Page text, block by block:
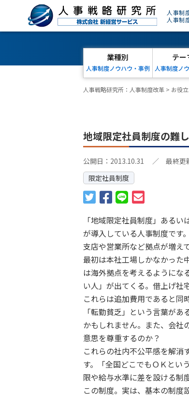
人事制
人事制
業種別
人事制度ノウハウ・事例
テー
人事制度ノ
人事戦略研究所：人事制度改革 > お役
地域限定社員制度の難
公開日：2013.10.31 ／ 最終更
限定社員制度
「地域限定社員制度」ある
が導入している人事制度です。
支店や営業所など拠点が増え
最初は本社工場しかなかった
は海外拠点を考えるようにな
い人」が出てくる。借上げ社
これらは追加費用であると同
「転勤貧乏」という言葉が
かもしれません。また、会社
意思を尊重するのか？
これらの社内不公平感を解消
す。「全国どこでもＯＫとい
限や給与水準に差を設ける制
この制度。実は、基本の制度